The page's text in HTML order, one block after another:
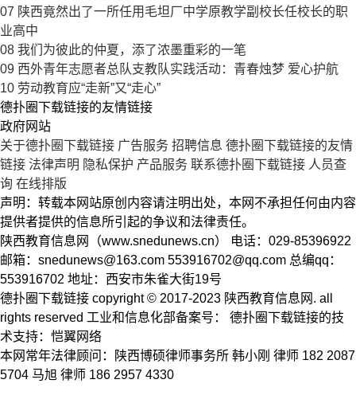
07 陕西竟然出了一所任用毛坦厂中学原教学副校长任校长的职
业高中
08 我们为彼此的仲夏，添了浓墨重彩的一笔
09 西外青年志愿者总队支教队实践活动：青春烛梦 爱心护航
10 劳动教育应“走新”又“走心”
德扑圈下载链接的友情链接
政府网站
关于德扑圈下载链接 广告服务 招聘信息 德扑圈下载链接的友情
链接 法律声明 隐私保护 产品服务 联系德扑圈下载链接 人员查
询 在线排版
声明：转载本网站原创内容请注明出处，本网不承担任何由内容
提供者提供的信息所引起的争议和法律责任。
陕西教育信息网（www.snedunews.cn） 电话：029-85396922
邮箱： snedunews@163.com 553916702@qq.com 总编qq：
553916702 地址：西安市朱雀大街19号
德扑圈下载链接 copyright © 2017-2023 陕西教育信息网. all
rights reserved 工业和信息化部备案号： 德扑圈下载链接的技
术支持：恺翼网络
本网常年法律顾问：陕西博硕律师事务所 韩小刚 律师 182 2087
5704 马旭 律师 186 2957 4330